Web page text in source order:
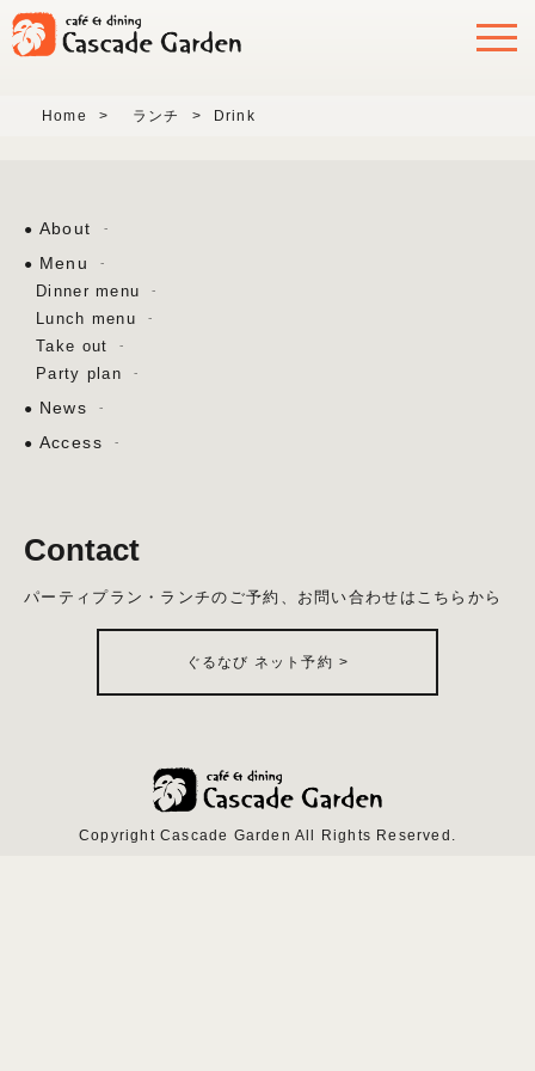
Home > ランチ > Drink
About
Menu
Dinner menu
Lunch menu
Take out
Party plan
News
Access
Contact
パーティプラン・ランチのご予約、お問い合わせはこちらから
ぐるなび ネット予約 >
Copyright Cascade Garden All Rights Reserved.